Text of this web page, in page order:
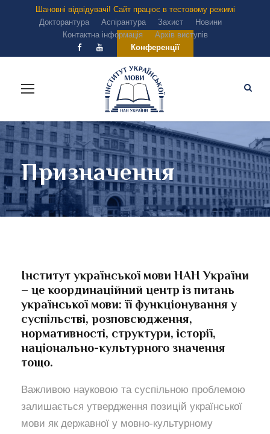
Шановні відвідувачі! Сайт працює в тестовому режимі
Докторантура
Аспірантура Захист
Новини
Контактна інформація
Архів виступів
Конференції
Призначення
Інститут української мови НАН України
– це координаційний центр із питань
української мови: її функціонування у
суспільстві, розповсюдження,
нормативності, структури, історії,
національно-культурного значення
тощо.
Важливою науковою та суспільною проблемою
залишається утвердження позицій української
мови як державної у мовно-культурному